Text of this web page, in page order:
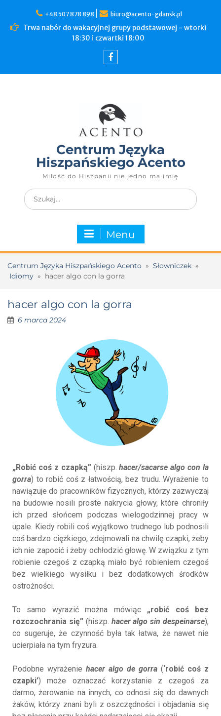
+48 507 878 898 biuro@acento-gdansk.pl
Trwa nabór do wakacyjnej grupy podstawowej - wtorki
18:30 i czwartki 18:00
Centrum Języka
Hiszpańskiego Acento
Miłość do Hiszpanii nie jedno ma imię
Menu
Centrum Języka Hiszpańskiego Acento » Słowniczek »
Idiomy » hacer algo con la gorra
hacer algo con la gorra
6 marca 2024
„Robić coś z czapką”(hiszp.hacer/sacarse algo con la
gorra) to robić coś z łatwością, bez trudu. Wyrażenie to
nawiązuje do pracowników fizycznych, którzy zazwyczaj
na budowie nosili proste nakrycia głowy, które chroniły
ich przed słońcem podczas wielogodzinnej pracy w
upale. Kiedy robili coś wyjątkowo trudnego lub podnosili
coś bardzo ciężkiego, zdejmowali na chwilę czapki, żeby
ich nie zapocić i żeby ochłodzić głowę. W związku z tym
robienie czegoś z czapką miało być robieniem czegoś
bez wielkiego wysiłku i bez dodatkowych środków
ostrożności.
To samo wyrazić można mówiąc „robić coś bez
rozczochrania się”(hiszp. hacer algo sin despeinarse),
co sugeruje, że czynność była tak łatwa, że nawet nie
ucierpiała na tym fryzura.
Podobne wyrażenie hacer algo de gorra (‘robić coś z
czapki’) może oznaczać korzystanie z czegoś za
darmo, żerowanie na innych, co odnosi się do dawnych
żaków, którzy znani byli z oszczędności i objadania się